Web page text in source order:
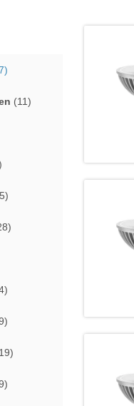
(11)